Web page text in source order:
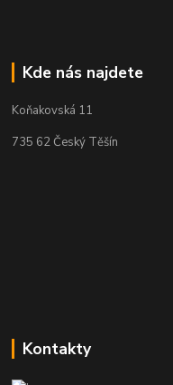
Kde nás najdete
Koňakovská 11
735 62 Český Těšín
Kontakty